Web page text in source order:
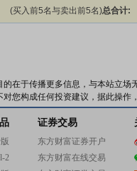
(买入前5名与卖出前5名)总合计:
的在于传播更多信息，与本站立
您构成任何投资建议，据此操作